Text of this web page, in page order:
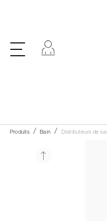
Produits Bain Distributeurs de